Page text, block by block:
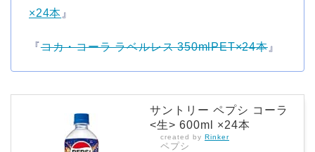
×24本 』
『コカ・コーラ ラベルレス 350mlPET×24本』
サントリー ペプシ コーラ
<生> 600ml ×24本
created by Rinker
ペプシ